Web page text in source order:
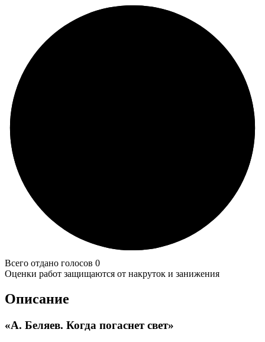
Всего отдано голосов 0
Оценки работ защищаются от накруток и занижения
Описание
«А. Беляев. Когда погаснет свет»